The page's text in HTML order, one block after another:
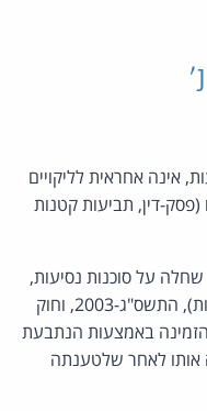
נ'
אינה אחראית לליקויים
דין, תביעות קטנות
על סוכנות נסיעות,
לפי תקנות שירותי תיירות (חובת גילוי נאות), התשס"ג-2003, וחוק
1981. התובעת הזמינה באמצעות הנתבעת
אך עזבה אותו לאחר שלטענתה